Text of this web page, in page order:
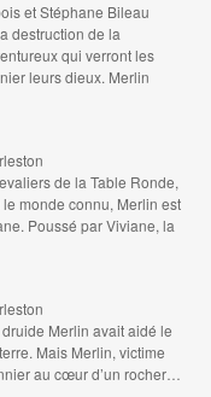
et Stéphane Bileau
destruction de la
qui verront les
leurs dieux. Merlin
de la Table Ronde,
monde connu, Merlin est
Poussé par Viviane, la
Merlin avait aidé le
Mais Merlin, victime
au cœur d’un rocher…